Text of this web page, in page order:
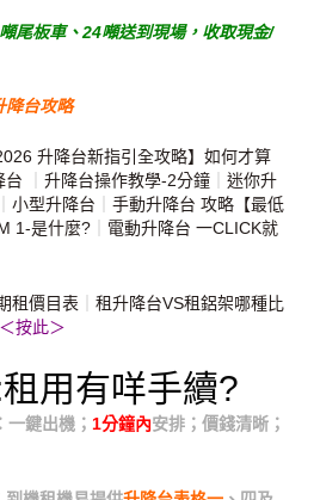
尾板車、24噸送到現場，收取現金/
降台攻略
2026 升降台新指引全攻略】如何才算
台 ｜升降台操作教學-2分鐘 ｜迷你升
｜小型升降台 ｜手動升降台 攻略【最低
1-是什麼?
電動升降台 一CLICK就
租價目表 ｜租升降台VS租鋁架哪種比
按此＞
用有咩手續?
：一鍵出機； 1分鐘內安排；價錢清晰；